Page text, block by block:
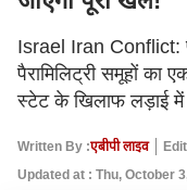
Israel Iran Conflict:
पैरामिलिट्री समूहों का
स्टेट के खिलाफ लड़ाई में
Written By :एबीपी लाइव
Updated at : Thu, October